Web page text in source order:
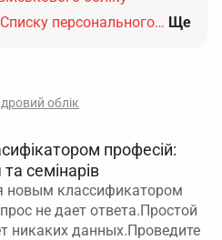
персонального… Ще
облік
професій:
семінарів
новым классификатором
не дает ответа.Простой
никаких данных.Проведите